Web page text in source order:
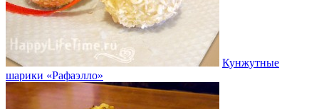
Кунжутные
шарики «Рафаэлло»